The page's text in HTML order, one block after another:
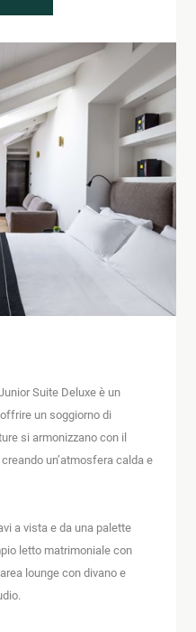
Suite Deluxe è un
un soggiorno di
si armonizzano con il
un’atmosfera calda e
a vista e da una palette
letto matrimoniale con
lounge con divano e